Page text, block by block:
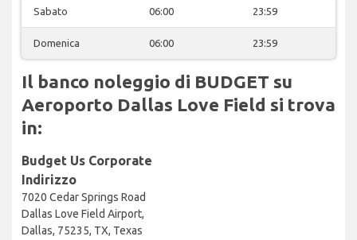
Sabato 06:00 23:59
Domenica 06:00 23:59
Il banco noleggio di BUDGET su
Aeroporto Dallas Love Field si trova
in:
Budget Us Corporate
Indirizzo
7020 Cedar Springs Road
Dallas Love Field Airport,
Dallas, 75235, TX, Texas